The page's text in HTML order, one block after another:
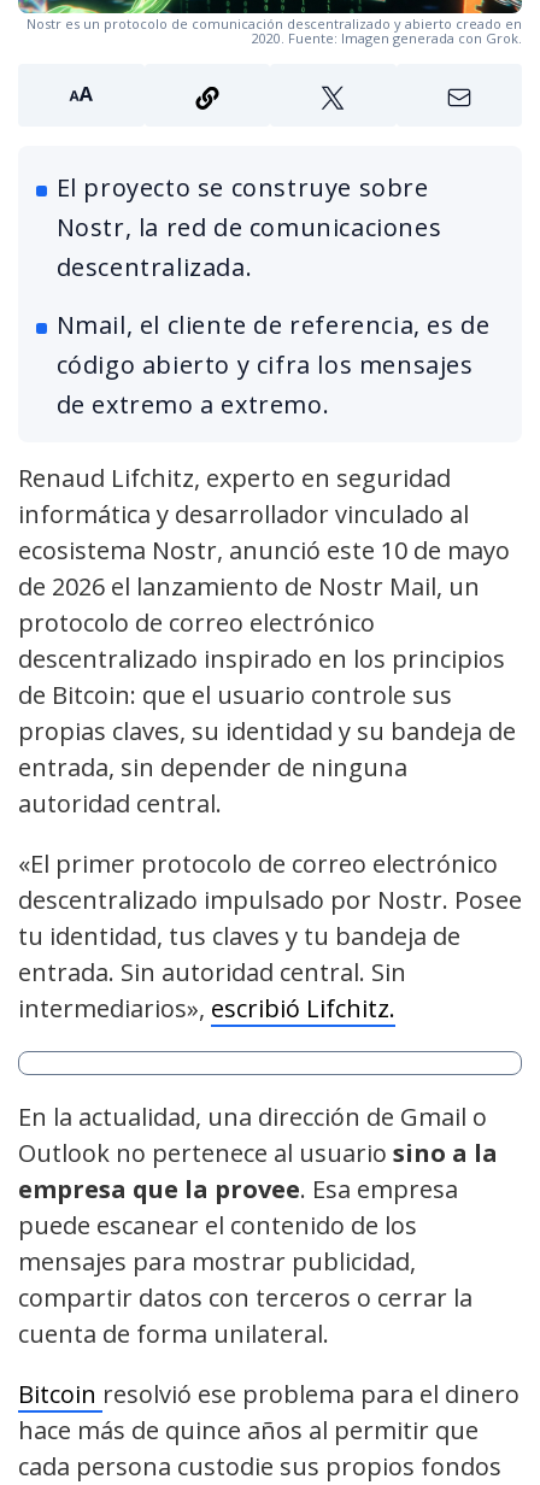
Nostr es un protocolo de comunicación descentralizado y abierto creado en
2020. Fuente: Imagen generada con Grok.
El proyecto se construye sobre
Nostr, la red de comunicaciones
descentralizada.
Nmail, el cliente de referencia, es de
código abierto y cifra los mensajes
de extremo a extremo.
Renaud Lifchitz, experto en seguridad
informática y desarrollador vinculado al
ecosistema Nostr, anunció este 10 de mayo
de 2026 el lanzamiento de Nostr Mail, un
protocolo de correo electrónico
descentralizado inspirado en los principios
de Bitcoin: que el usuario controle sus
propias claves, su identidad y su bandeja de
entrada, sin depender de ninguna
autoridad central.
«El primer protocolo de correo electrónico
descentralizado impulsado por Nostr. Posee
tu identidad, tus claves y tu bandeja de
entrada. Sin autoridad central. Sin
intermediarios», escribió Lifchitz.
En la actualidad, una dirección de Gmail o
Outlook no pertenece al usuario sino a la
empresa que la provee. Esa empresa
puede escanear el contenido de los
mensajes para mostrar publicidad,
compartir datos con terceros o cerrar la
cuenta de forma unilateral.
Bitcoin resolvió ese problema para el dinero
hace más de quince años al permitir que
cada persona custodie sus propios fondos